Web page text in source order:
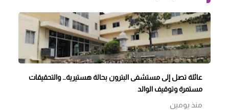
عائلة تصل إلى مستشفى البترون بحالة هستيرية… والتحقيقات
مستمرة وتوقيف الوالد
منذ يومين